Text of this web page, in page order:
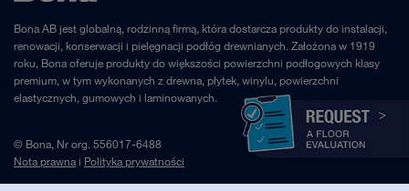
Bona AB jest globalną, rodzinną firmą, która dostarcza produkty do instalacji,
renowacji, konserwacji i pielęgnacji podłóg drewnianych. Założona w 1919
roku, Bona oferuje produkty do większości powierzchni podłogowych klasy
premium, w tym wykonanych z drewna, płytek, winylu, powierzchni
elastycznych, gumowych i laminowanych.
© Bona, Nr org. 556017-6488
Nota prawna i Polityka prywatności